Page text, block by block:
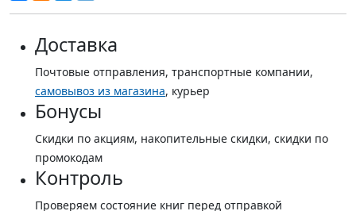
Доставка
Почтовые отправления, транспортные компании,
самовывоз из магазина, курьер
Бонусы
Скидки по акциям, накопительные скидки, скидки по
промокодам
Контроль
Проверяем состояние книг перед отправкой